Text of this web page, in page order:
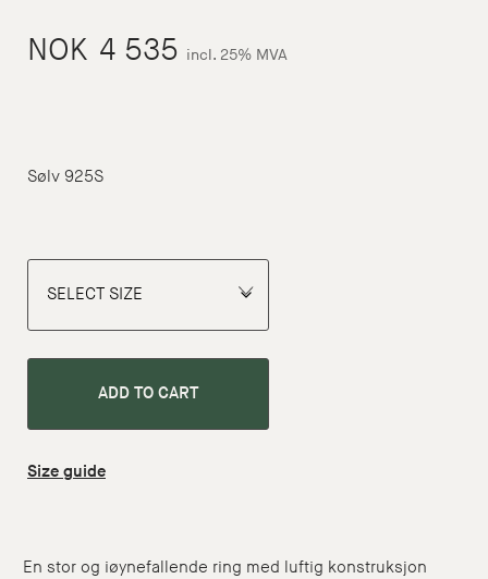
NOK 4 535 incl. 25% MVA
Sølv 925S
ADD TO CART
Size guide
En stor og iøynefallende ring med luftig konstruksjon